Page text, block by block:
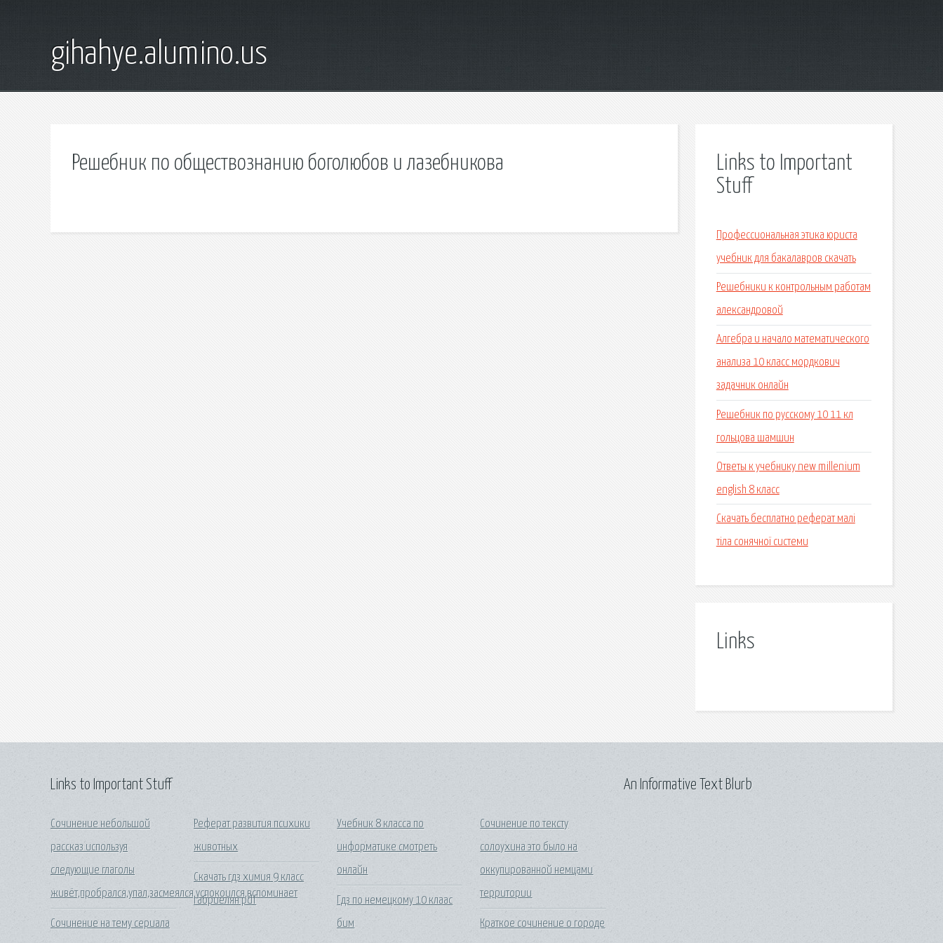
gihahye.alumino.us
Решебник по обществознанию боголюбов и лазебникова
Links to Important
Stuff
Профессиональная этика юриста
учебник для бакалавров скачать
Решебники к контрольным работам
александровой
Алгебра и начало математического
анализа 10 класс мордкович
задачник онлайн
Решебник по русскому 10 11 кл
гольцова шамшин
Ответы к учебнику new millenium
english 8 класс
Скачать бесплатно реферат малі
тіла сонячної системи
Links
Links to Important Stuff
Сочинение небольшой
рассказ используя
следующие глаголы
живёт,пробрался,упал,засмеялся,успокоился,вспоминает
Сочинение на тему сериала
Реферат развития психики
животных
Скачать гдз химия 9 класс
габриелян pdf
Учебник 8 класса по
информатике смотреть
онлайн
Гдз по немецкому 10 клаас
бим
Сочинение по тексту
солоухина это было на
оккупированной немцами
территории
Краткое сочинение о городе
An Informative Text Blurb